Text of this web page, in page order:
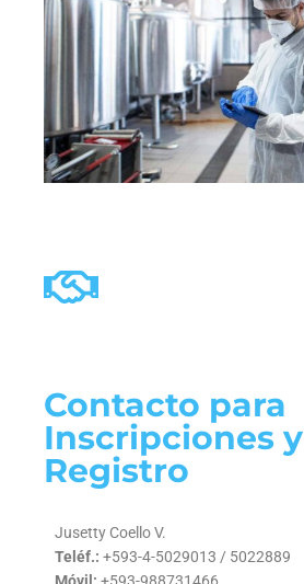
Contacto para
Inscripciones y
Registro
Jusetty Coello V.
Teléf.: +593-4-5029013 / 5022889
Móvil: +593-988731466